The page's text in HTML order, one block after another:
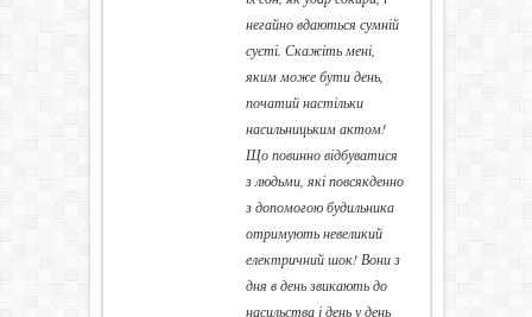
негайно вдаються сумній
суєті. Скажіть мені,
яким може бути день,
початий настільки
насильницьким актом!
Що повинно відбуватися
з людьми, які повсякденно
з допомогою будильника
отримують невеликий
електричний шок! Вони з
дня в день звикають до
насильства і день у день